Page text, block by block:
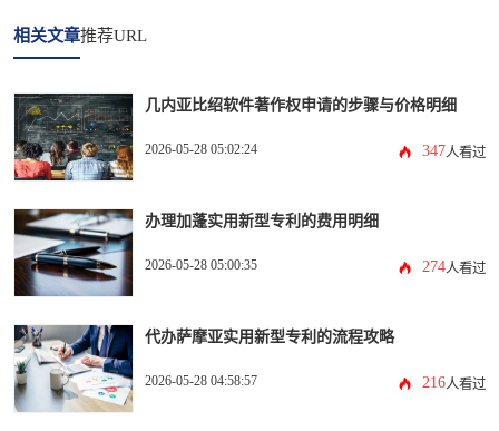
相关文章推荐URL
几内亚比绍软件著作权申请的步骤与价格明细
2026-05-28 05:02:24 347人看过
办理加蓬实用新型专利的费用明细
2026-05-28 05:00:35 274人看过
代办萨摩亚实用新型专利的流程攻略
2026-05-28 04:58:57 216人看过